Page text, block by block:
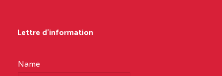
Lettre d'information
Name